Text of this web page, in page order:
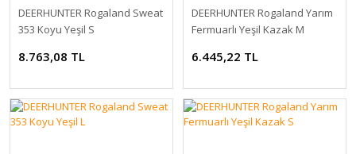
DEERHUNTER Rogaland Sweat
353 Koyu Yeşil S
8.763,08 TL
DEERHUNTER Rogaland Yarım
Fermuarlı Yeşil Kazak M
6.445,22 TL